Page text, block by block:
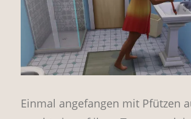
Einmal angefangen mit Pfützen